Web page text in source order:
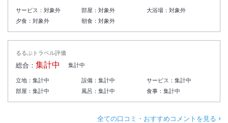
サービス： 対象外 部屋： 対象外 大浴場：対象外
夕食： 対象外 朝食： 対象外
るるぶトラベル評価
総合： 集計中 集計中
立地： 集計中 設備： 集計中 サービス：集計中
部屋： 集計中 風呂： 集計中 食事：集計中
全ての口コミ・おすすめコメントを見る